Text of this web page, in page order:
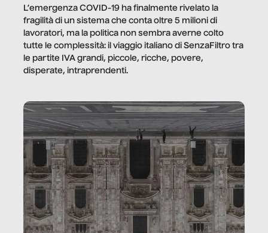
L’emergenza COVID-19 ha finalmente rivelato la
fragilità di un sistema che conta oltre 5 milioni di
lavoratori, ma la politica non sembra averne colto
tutte le complessità: il viaggio italiano di SenzaFiltro tra
le partite IVA grandi, piccole, ricche, povere,
disperate, intraprendenti.